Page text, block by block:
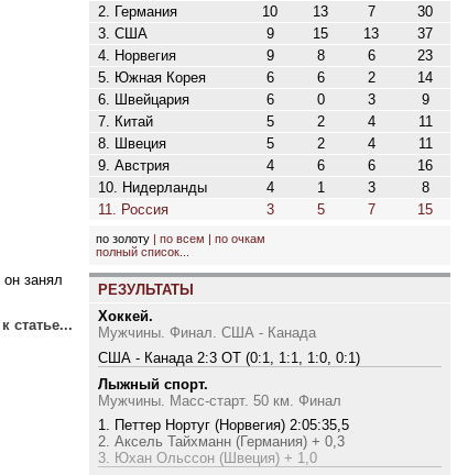
занял
статье...
2. Германия
10 13 7
30
3. США
9 15 13
37
4. Норвегия
9 8 6
23
5. Южная Корея
6 6 2
14
6. Швейцария
6 0 3
9
7. Китай
5 2 4
11
8. Швеция
5 2 4
11
9. Австрия
4 6 6
16
10. Нидерланды
4 1 3
8
11. Россия
3 5 7 15
по золоту |по всем |по очкам
полный список...
РЕЗУЛЬТАТЫ
Хоккей.
Мужчины. Финал. США - Канада
США - Канада 2:3 ОТ (0:1, 1:1, 1:0, 0:1)
Лыжный спорт.
Мужчины. Масс-старт. 50 км. Финал
1. Петтер Нортуг (Норвегия) 2:05:35,5
2. Аксель Тайхманн (Германия) + 0,3
3. Юхан Ольссон (Швеция) + 1,0